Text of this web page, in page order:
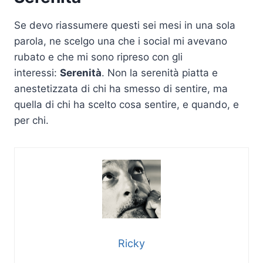
Se devo riassumere questi sei mesi in una sola
parola, ne scelgo una che i social mi avevano
rubato e che mi sono ripreso con gli
interessi: Serenità. Non la serenità piatta e
anestetizzata di chi ha smesso di sentire, ma
quella di chi ha scelto cosa sentire, e quando, e
per chi.
Ricky